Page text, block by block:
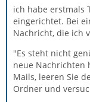
ich habe erstmals
eingerichtet. Bei
Nachricht, die ich
"Es steht nicht
neue Nachrichten
Mails, leeren Sie
Ordner und